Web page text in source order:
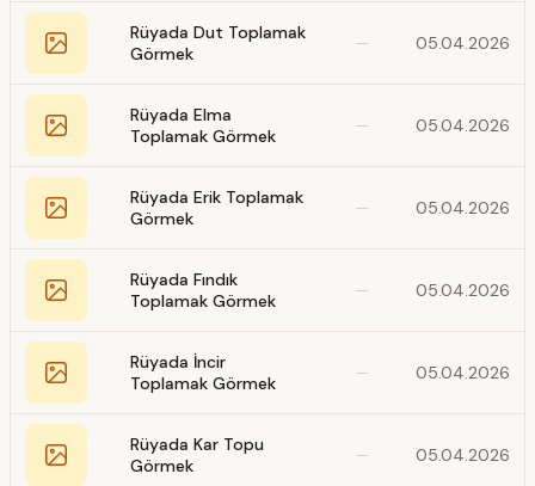
Rüyada Dut Toplamak
Görmek
— 05.04.2026
Rüyada Elma
Toplamak Görmek
— 05.04.2026
Rüyada Erik Toplamak
Görmek
— 05.04.2026
Rüyada Fındık
Toplamak Görmek
— 05.04.2026
Rüyada İncir
Toplamak Görmek
— 05.04.2026
Rüyada Kar Topu
Görmek
— 05.04.2026